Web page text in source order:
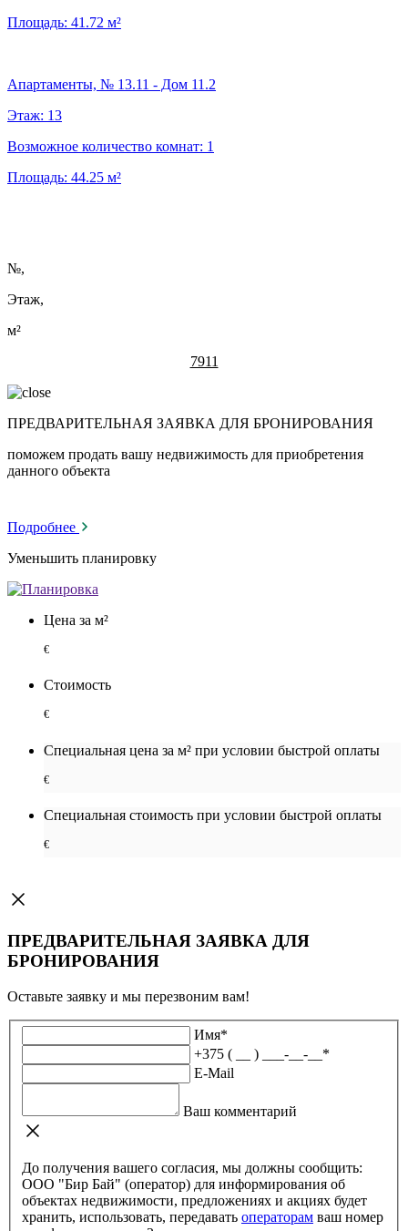
Площадь: 41.72 м²
Апартаменты, № 13.11 - Дом 11.2
Этаж: 13
Возможное количество комнат: 1
Площадь: 44.25 м²
№,
Этаж,
м²
7911
ПРЕДВАРИТЕЛЬНАЯ ЗАЯВКА ДЛЯ БРОНИРОВАНИЯ
поможем продать вашу недвижимость для приобретения
данного объекта
Подробнее
Уменьшить планировку
Цена за м²
€
Стоимость
€
Специальная цена за м² при условии быстрой оплаты
€
Специальная cтоимость при условии быстрой оплаты
€
ПРЕДВАРИТЕЛЬНАЯ ЗАЯВКА ДЛЯ
БРОНИРОВАНИЯ
Оставьте заявку и мы перезвоним вам!
Имя*
+375 ( __ ) ___-__-__ *
E-Mail
Ваш комментарий
До получения вашего согласия, мы должны сообщить:
ООО "Бир Бай" (оператор) для информирования об
объектах недвижимости, предложениях и акциях будет
хранить, использовать, передавать операторам